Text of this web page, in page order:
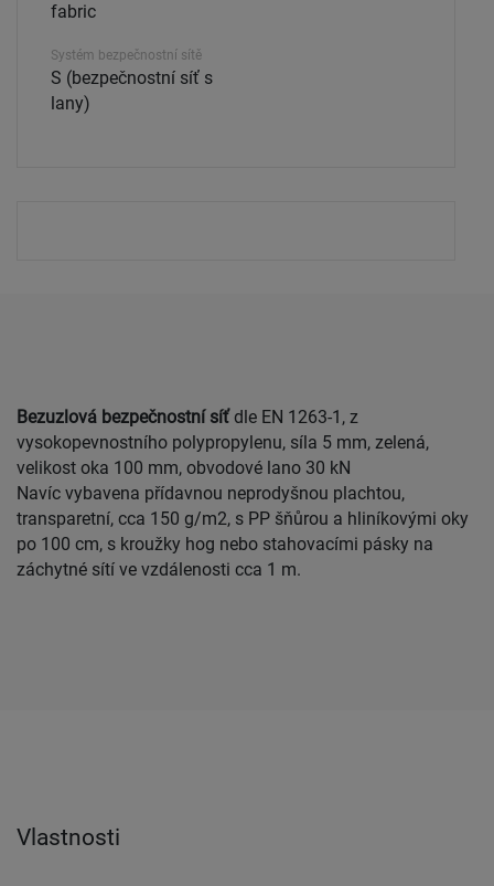
fabric
Systém bezpečnostní sítě
S (bezpečnostní síť s
lany)
Bezuzlová bezpečnostní síťdle EN 1263-1, z
vysokopevnostního polypropylenu, síla 5 mm, zelená,
velikost oka 100 mm, obvodové lano 30 kN
Navíc vybavena přídavnou neprodyšnou plachtou,
transparetní, cca 150 g/m2, s PP šňůrou a hliníkovými oky
po 100 cm, s kroužky hog nebo stahovacími pásky na
záchytné sítí ve vzdálenosti cca 1 m.
Vlastnosti